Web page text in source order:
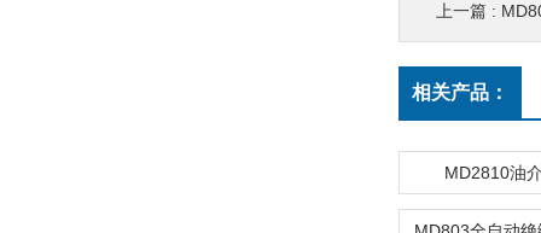
上一篇 :
相关产品：
MD2810油